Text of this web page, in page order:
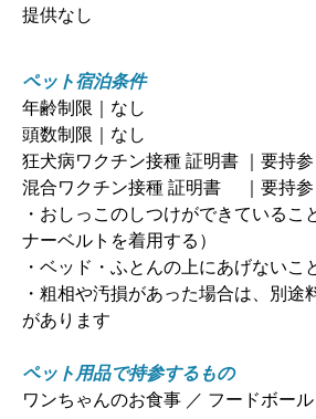
提供なし
ペット宿泊条件
年齢制限｜なし
頭数制限｜なし
狂犬病ワクチン接種 証明書 ｜要持参
混合ワクチン接種 証明書 ｜要持参
・おしっこのしつけができているこ
ナーベルトを着用する）
・ベッド・ふとんの上にあげないこ
・粗相や汚損があった場合は、別途
があります
ペット用品で持参するもの
ワンちゃんのお食事 ／ フードボー